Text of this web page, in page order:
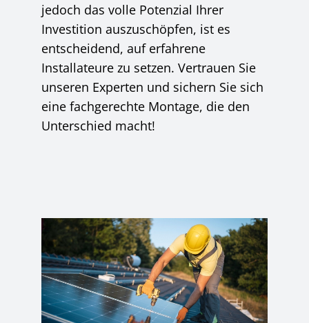
jedoch das volle Potenzial Ihrer
Investition auszuschöpfen, ist es
entscheidend, auf erfahrene
Installateure zu setzen. Vertrauen Sie
unseren Experten und sichern Sie sich
eine fachgerechte Montage, die den
Unterschied macht!